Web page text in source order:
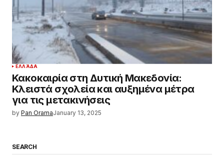
ΕΛΛΆΔΑ
Κακοκαιρία στη Δυτική Μακεδονία:
Κλειστά σχολεία και αυξημένα μέτρα
για τις μετακινήσεις
by Pan OramaJanuary 13, 2025
SEARCH